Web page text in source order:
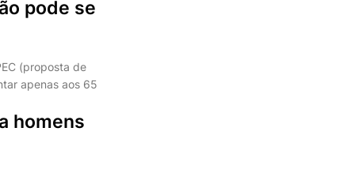
pode se
(proposta de
apenas aos 65
homens